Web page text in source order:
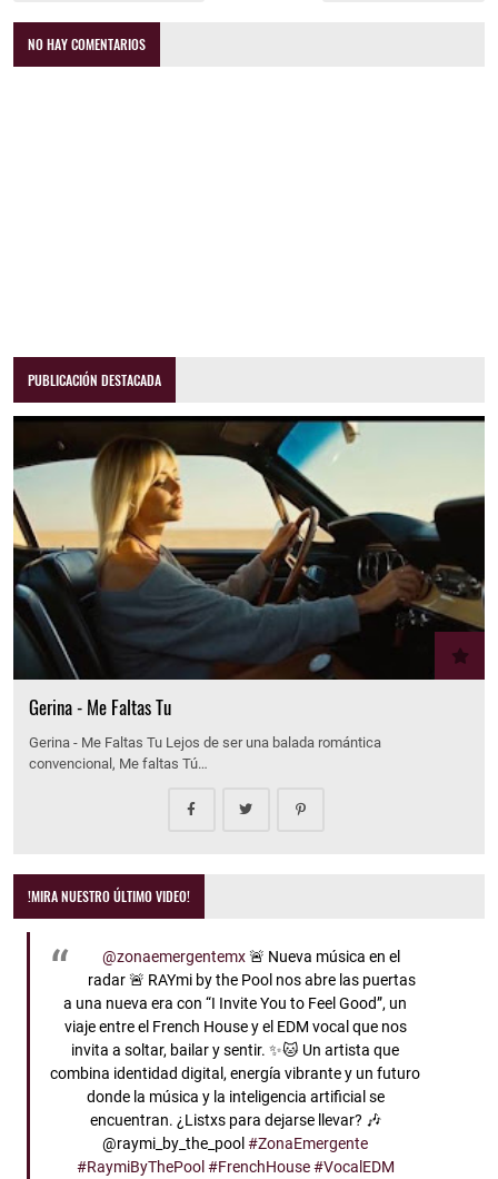
NO HAY COMENTARIOS
PUBLICACIÓN DESTACADA
Gerina - Me Faltas Tu
Gerina - Me Faltas Tu Lejos de ser una balada romántica
convencional, Me faltas Tú…
!MIRA NUESTRO ÚLTIMO VIDEO!
@zonaemergentemx🚨 Nueva música en el
radar 🚨 RAYmi by the Pool nos abre las puertas
a una nueva era con “I Invite You to Feel Good”, un
viaje entre el French House y el EDM vocal que nos
invita a soltar, bailar y sentir. ✨🐱 Un artista que
combina identidad digital, energía vibrante y un futuro
donde la música y la inteligencia artificial se
encuentran. ¿Listxs para dejarse llevar? 🎶
@raymi_by_the_pool#ZonaEmergente
#RaymiByThePool #FrenchHouse #VocalEDM